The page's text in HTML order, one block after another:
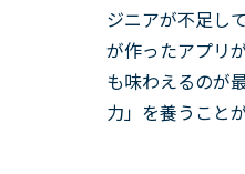
ジニアが不足し
が作ったアプリ
も味わえるのが
力」を養うこと